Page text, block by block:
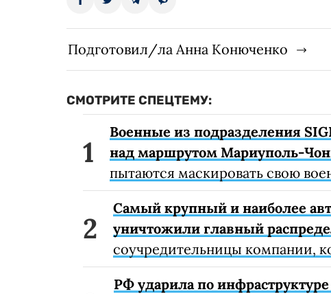
Подготовил/ла Анна Конюченко
СМОТРИТЕ СПЕЦТЕМУ:
Военные из подразделения
над маршрутом Мариуполь-
пытаются маскировать свою
Самый крупный и наиболее
уничтожили главный
соучредительницы компании,
РФ ударила по